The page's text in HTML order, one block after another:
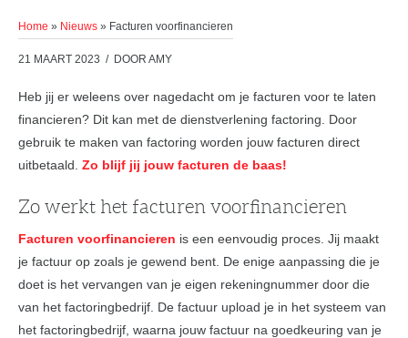
Home » Nieuws » Facturen voorfinancieren
21 MAART 2023 DOOR AMY
Heb jij er weleens over nagedacht om je facturen voor te laten
financieren? Dit kan met de dienstverlening factoring. Door
gebruik te maken van factoring worden jouw facturen direct
uitbetaald. Zo blijf jij jouw facturen de baas!
Zo werkt het facturen voorfinancieren
Facturen voorfinancieren is een eenvoudig proces. Jij maakt
je factuur op zoals je gewend bent. De enige aanpassing die je
doet is het vervangen van je eigen rekeningnummer door die
van het factoringbedrijf. De factuur upload je in het systeem van
het factoringbedrijf, waarna jouw factuur na goedkeuring van je